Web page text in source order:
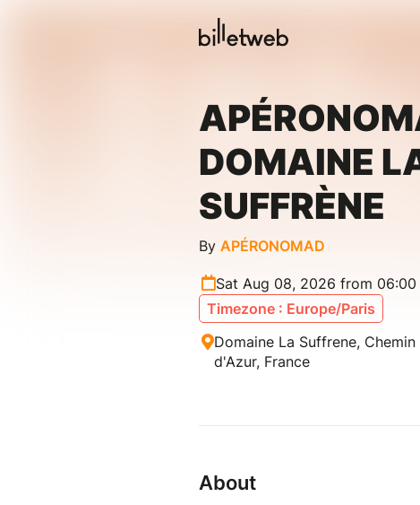
DOMAINE
SUFFRÈNE
By APÉRONOMAD
Sat Aug 08, 2026 from 06:00
Timezone : Europe/Paris
Domaine La Suffrene,
d'Azur, France
About